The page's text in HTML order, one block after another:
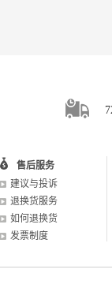
售后服务
建议与投诉
退换货服务
如何退换货
发票制度